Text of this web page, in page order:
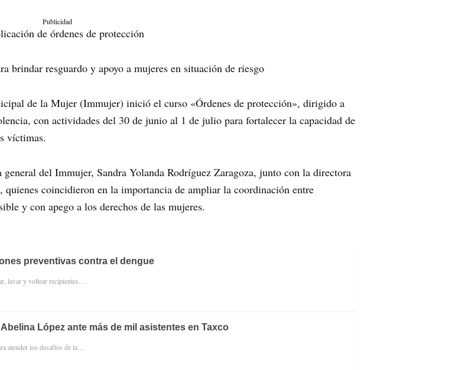
Publicidad
de órdenes de protección
brindar resguardo y apoyo a mujeres en situación de riesgo
de la Mujer (Immujer) inició el curso «Órdenes de protección», dirigido a
con actividades del 30 de junio al 1 de julio para fortalecer la capacidad de
víctimas.
del Immujer, Sandra Yolanda Rodríguez Zaragoza, junto con la directora
coincidieron en la importancia de ampliar la coordinación entre
y con apego a los derechos de las mujeres.
preventivas contra el dengue
lavar y voltear recipientes…
López ante más de mil asistentes en Taxco
atender los desafíos de la…